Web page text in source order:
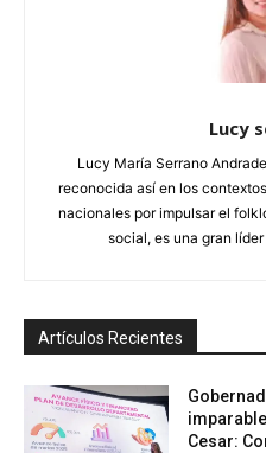
Lucy
Lucy María Serrano
reconocida así en los
nacionales por impulsar el
social, es una gran
Artículos Recientes
Cesar: